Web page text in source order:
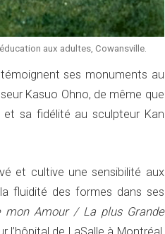
aux adultes, Cowansville.
ses monuments au
Kasuo Ohno, de même que
sa fidélité au sculpteur Kan
et cultive une sensibilité aux
fluidité des formes dans ses
mon Amour / La plus Grande